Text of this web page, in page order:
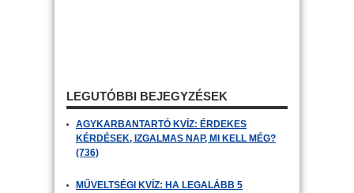
LEGUTÓBBI BEJEGYZÉSEK
AGYKARBANTARTÓ KVÍZ: ÉRDEKES
KÉRDÉSEK, IZGALMAS NAP, MI KELL MÉG?
(736)
MŰVELTSÉGI KVÍZ: HA LEGALÁBB 5